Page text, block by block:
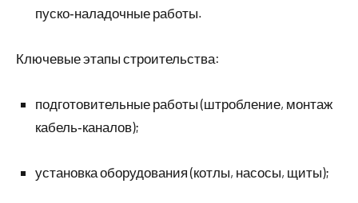
пуско‑наладочные работы.
Ключевые этапы строительства:
подготовительные работы (штробление, монтаж
кабель‑каналов);
установка оборудования (котлы, насосы, щиты);